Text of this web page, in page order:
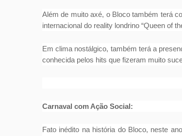
Além de muito axé, o Bloco também terá
internacional do reality londrino “Queen of
Em clima nostálgico, também terá a
conhecida pelos hits que fizeram muito
Carnaval com Ação Social:
Fato inédito na história do Bloco, neste